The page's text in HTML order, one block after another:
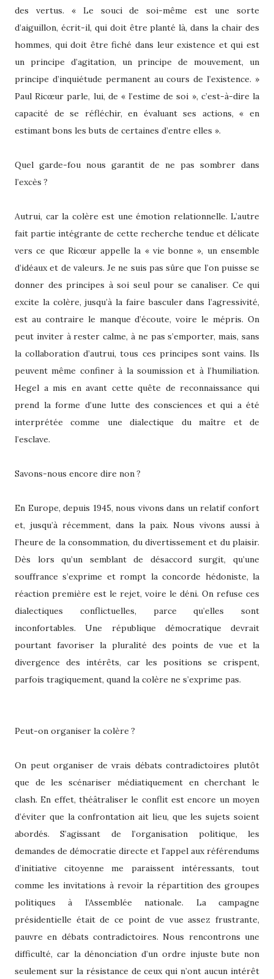
des vertus. « Le souci de soi-même est une sorte
d’aiguillon, écrit-il, qui doit être planté là, dans la chair des
hommes, qui doit être fiché dans leur existence et qui est
un principe d’agitation, un principe de mouvement, un
principe d’inquiétude permanent au cours de l’existence. »
Paul Ricœur parle, lui, de « l’estime de soi », c’est-à-dire la
capacité de se réfléchir, en évaluant ses actions, « en
estimant bons les buts de certaines d’entre elles ».
Quel garde-fou nous garantit de ne pas sombrer dans
l’excès ?
Autrui, car la colère est une émotion relationnelle. L’autre
fait partie intégrante de cette recherche tendue et délicate
vers ce que Ricœur appelle la « vie bonne », un ensemble
d’idéaux et de valeurs. Je ne suis pas sûre que l’on puisse se
donner des principes à soi seul pour se canaliser. Ce qui
excite la colère, jusqu’à la faire basculer dans l’agressivité,
est au contraire le manque d’écoute, voire le mépris. On
peut inviter à rester calme, à ne pas s’emporter, mais, sans
la collaboration d’autrui, tous ces principes sont vains. Ils
peuvent même confiner à la soumission et à l’humiliation.
Hegel a mis en avant cette quête de reconnaissance qui
prend la forme d’une lutte des consciences et qui a été
interprétée comme une dialectique du maître et de
l’esclave.
Savons-nous encore dire non ?
En Europe, depuis 1945, nous vivons dans un relatif confort
et, jusqu’à récemment, dans la paix. Nous vivons aussi à
l’heure de la consommation, du divertissement et du plaisir.
Dès lors qu’un semblant de désaccord surgit, qu’une
souffrance s’exprime et rompt la concorde hédoniste, la
réaction première est le rejet, voire le déni. On refuse ces
dialectiques conflictuelles, parce qu’elles sont
inconfortables. Une république démocratique devrait
pourtant favoriser la pluralité des points de vue et la
divergence des intérêts, car les positions se crispent,
parfois tragiquement, quand la colère ne s’exprime pas.
Peut-on organiser la colère ?
On peut organiser de vrais débats contradictoires plutôt
que de les scénariser médiatiquement en cherchant le
clash. En effet, théâtraliser le conflit est encore un moyen
d’éviter que la confrontation ait lieu, que les sujets soient
abordés. S’agissant de l’organisation politique, les
demandes de démocratie directe et l’appel aux référendums
d’initiative citoyenne me paraissent intéressants, tout
comme les invitations à revoir la répartition des groupes
politiques à l’Assemblée nationale. La campagne
présidentielle était de ce point de vue assez frustrante,
pauvre en débats contradictoires. Nous rencontrons une
difficulté, car la dénonciation d’un ordre injuste bute non
seulement sur la résistance de ceux qui n’ont aucun intérêt